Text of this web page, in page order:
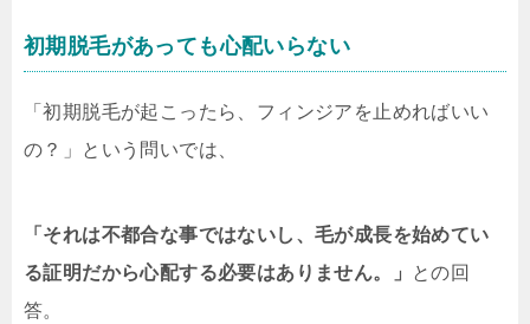
初期脱毛があっても心配いらない
「初期脱毛が起こったら、フィンジアを止めればいい
の？」
という問いでは、
「それは不都合な事ではないし、毛が成長を始めてい
る証明だから心配する必要はありません。」
との回
答。